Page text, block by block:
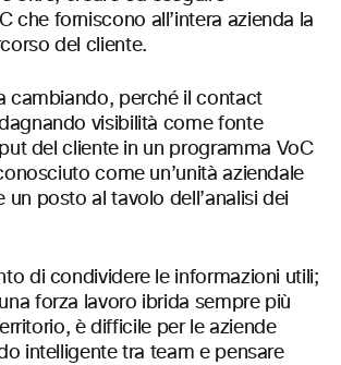
che forniscono all’intera azienda la
del cliente.
cambiando, perché il contact
visibilità come fonte
del cliente in un programma VoC
come un’unità aziendale
un posto al tavolo dell’analisi dei
di condividere le informazioni utili;
forza lavoro ibrida sempre più
è difficile per le aziende
intelligente tra team e pensare